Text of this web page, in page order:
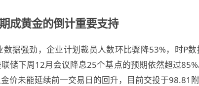
成黄金的倒计重要支持
据强劲，企业计划裁员人数环比骤降53%，时P
储下周12月会议降息25个基点的预期依然超过
价未能延续前一交易日的回升，目前交投于98.81